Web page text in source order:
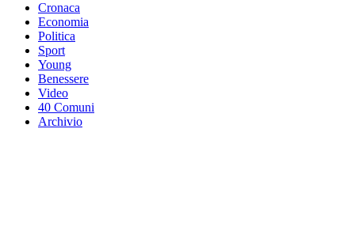
Cronaca
Economia
Politica
Sport
Young
Benessere
Video
40 Comuni
Archivio